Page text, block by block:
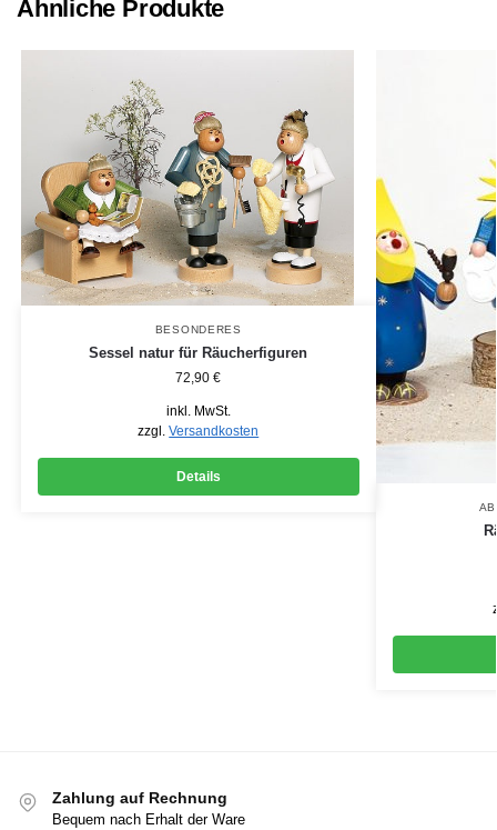
Ähnliche Produkte
BESONDERES
Sessel natur für Räucherfiguren
72,90€
inkl. MwSt.
zzgl.Versandkosten
Details
Zahlung auf Rechnung
Bequem nach Erhalt der Ware